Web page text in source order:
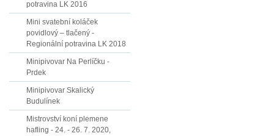
potravina LK 2016
Mini svatební koláček
povidlový – tlačený -
Regionální potravina LK 2018
Minipivovar Na Perlíčku -
Prdek
Minipivovar Skalický
Budulínek
Mistrovství koní plemene
hafling - 24. - 26. 7. 2020,